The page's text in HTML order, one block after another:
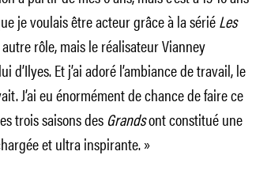
je voulais être acteur grâce à la sériéLes
rôle, mais le réalisateur Vianney
d’Ilyes. Et j’ai adoré l’ambiance de travail, le
J’ai eu énormément de chance de faire ce
trois saisons des Grandsont constitué une
et ultra inspirante. »